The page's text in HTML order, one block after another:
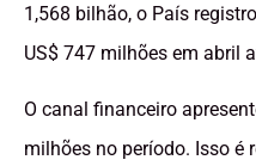
1,568 bilhão, o País
US$ 747 milhões em abril
O canal financeiro
milhões no período. Isso é